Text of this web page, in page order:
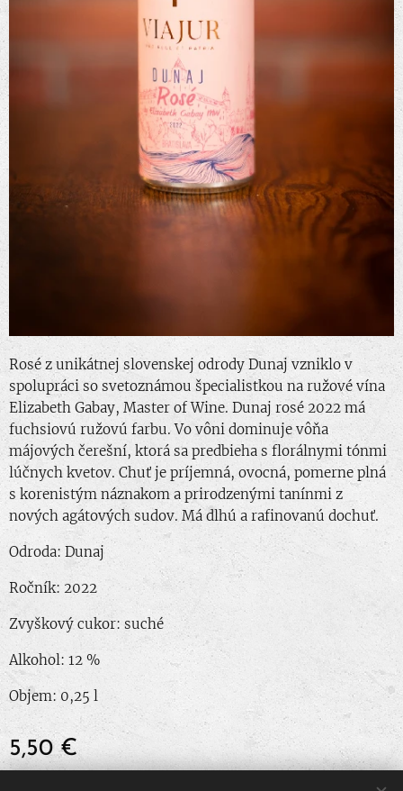
Rosé z unikátnej slovenskej odrody Dunaj vzniklo v
spolupráci so svetoznámou špecialistkou na ružové vína
Elizabeth Gabay, Master of Wine. Dunaj rosé 2022 má
fuchsiovú ružovú farbu. Vo vôni dominuje vôňa
májových čerešní, ktorá sa predbieha s florálnymi tónmi
lúčnych kvetov. Chuť je príjemná, ovocná, pomerne plná
s korenistým náznakom a prirodzenými tanínmi z
nových agátových sudov. Má dlhú a rafinovanú dochuť.
Odroda: Dunaj
Ročník: 2022
Zvyškový cukor: suché
Alkohol: 12 %
Objem: 0,25 l
5,50€